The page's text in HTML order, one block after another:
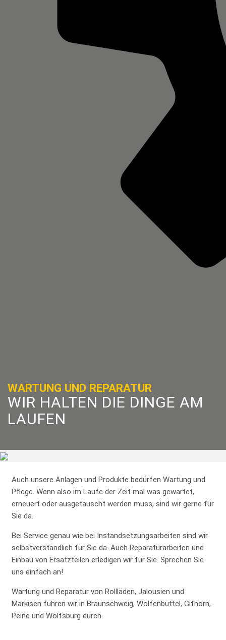
WARTUNG UND REPARATUR
WIR HALTEN DIE DINGE AM
LAUFEN
Auch unsere Anlagen und Produkte bedürfen Wartung und
Pflege. Wenn also im Laufe der Zeit mal was gewartet,
erneuert oder ausgetauscht werden muss, sind wir gerne für
Sie da.
Bei Service genau wie bei Instandsetzungsarbeiten sind wir
selbstverständlich für Sie da. Auch Reparaturarbeiten und
Einbau von Ersatzteilen erledigen wir für Sie. Sprechen Sie
uns einfach an!
Wartung und Reparatur von Rollläden, Jalousien und
Markisen führen wir in Braunschweig, Wolfenbüttel, Gifhorn,
Peine und Wolfsburg durch.